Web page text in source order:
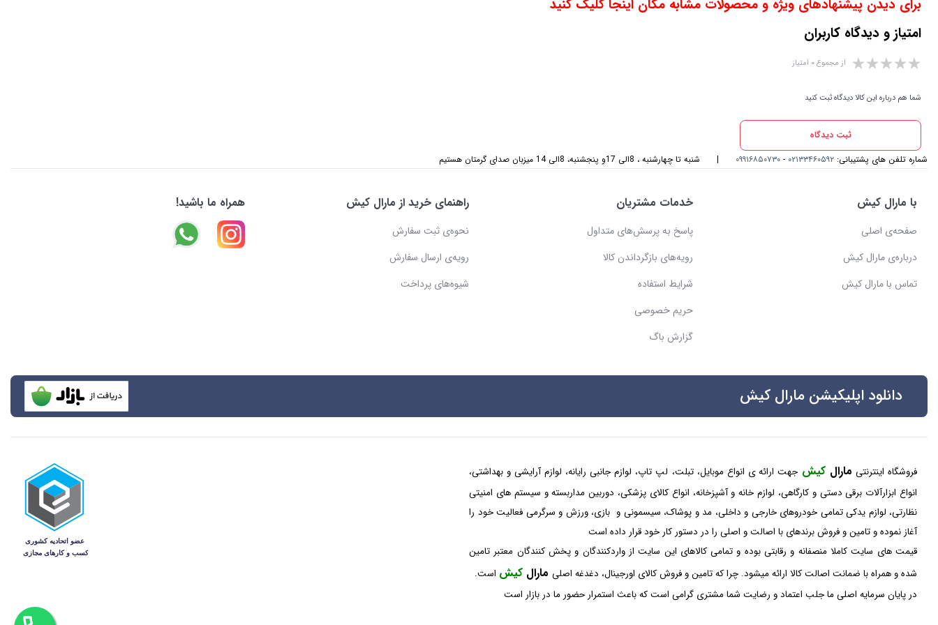
برای دیدن پیشنهادهای ویژه و محصولات مشابه مگان اینجا کلیک کنید
امتیاز و دیدگاه کاربران
از مجموع ۰ امتیاز
شما هم درباره این کالا دیدگاه ثبت کنید
ثبت دیدگاه
شماره تلفن های پشتیبانی: ۰۲۱۳۳۴۶۰۵۹۲ - ۰۹۹۱۶۸۵۰۷۳۰ | شنبه تا چهارشنبه ، 8الی 17و پنجشنبه، 8الی 14 میزبان صدای گرمتان هستیم
با مارال کیش
صفحه‌ی اصلی
درباره‌ی مارال کیش
تماس با مارال کیش
خدمات مشتریان
پاسخ به پرسش‌های متداول
رویه‌های بازگرداندن کالا
شرایط استفاده
حریم خصوصی
گزارش باگ
راهنمای خرید از مارال کیش
نحوه‌ی ثبت سفارش
رویه‌ی ارسال سفارش
شیوه‌های پرداخت
همراه ما باشید!
دانلود اپلیکیشن مارال کیش
فروشگاه اینترنتی مارالکیش جهت ارائه ی انواع موبایل، تبلت، لپ تاپ، لوازم جانبی رایانه، لوازم آرایشی و بهداشتی،
انواع ابزارآلات برقی دستی و کارگاهی، لوازم خانه و آشپزخانه، انواع کالای پزشکی، دوربین مداربسته و سیستم های امنیتی
نظارتی، لوازم یدکی تمامی خودروهای خارجی و داخلی، مد و پوشاک، سیسمونی و بازی، ورزش و سرگرمی فعالیت خود را
آغاز نموده و تامین و فروش برندهای با اصالت و اصلی را در دستور کار خود قرار داده است
قیمت های سایت کاملا منصفانه و رقابتی بوده و تمامی کالاهای این سایت از واردکنندگان و پخش کنندگان معتبر تامین
شده و همراه با ضمانت اصالت کالا ارائه میشود. چرا که تامین و فروش کالای اورجینال، دغدغه اصلی مارال کیش است.
در پایان سرمایه اصلی ما جلب اعتماد و رضایت شما مشتری گرامی است که باعث استمرار حضور ما در بازار است